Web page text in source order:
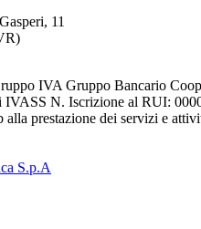
11
IVA Gruppo Bancario
IVASS N. Iscrizione al RUI:
prestazione dei servizi e
S.p.A